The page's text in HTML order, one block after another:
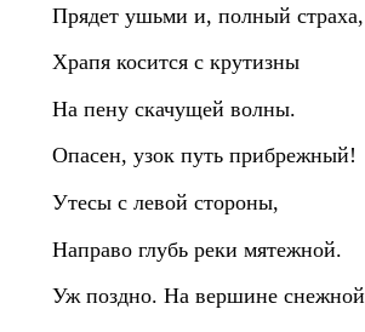
Прядет ушьми и, полный страха,
Храпя косится с крутизны
На пену скачущей волны.
Опасен, узок путь прибрежный!
Утесы с левой стороны,
Направо глубь реки мятежной.
Уж поздно. На вершине снежной